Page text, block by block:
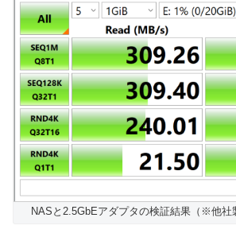
NASと2.5GbEアダプタの検証結果（※他社